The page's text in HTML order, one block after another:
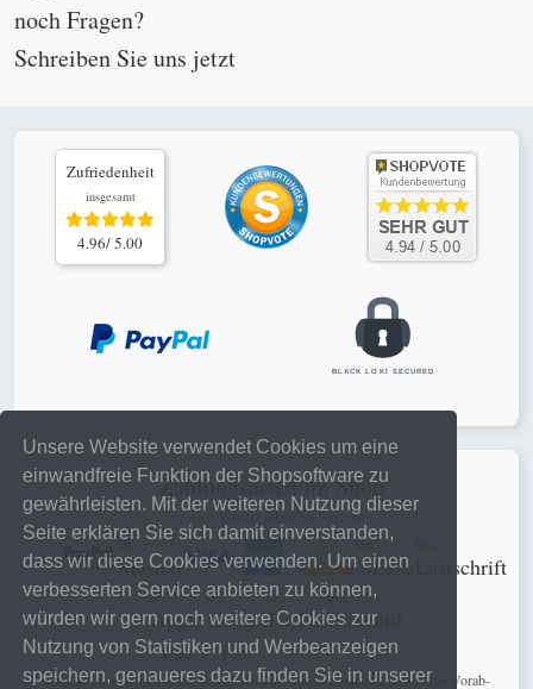
Unsere Website verwendet Cookies um eine
einwandfreie Funktion der Shopsoftware zu
gewährleisten. Mit der weiteren Nutzung dieser
Seite erklären Sie sich damit einverstanden,
dass wir diese Cookies verwenden. Um einen
verbesserten Service anbieten zu können,
würden wir gern noch weitere Cookies zur
Nutzung von Statistiken und Werbeanzeigen
speichern, genaueres dazu finden Sie in unserer
noch Fragen?
Schreiben Sie uns jetzt
Zufriedenheit
insgesamt
4.96/ 5.00
Zahlungsarten im Shop
je nach Verfügbarkeit bei PayPal
schnelle, sichere online Zahlungen mit PayPal Checkout oder klassische Vorab-